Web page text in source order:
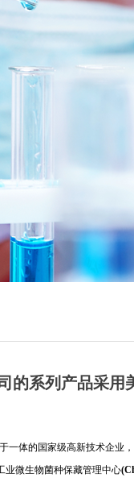
的系列产品采用
一体的国家级高新技术企业
业微生物菌种保藏管理中心